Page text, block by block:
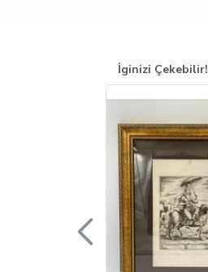
İginizi Çekebilir!